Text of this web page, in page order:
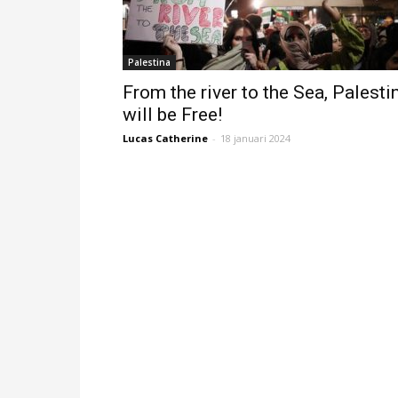
Palestina
From the river to the Sea,
will be Free!
Lucas Catherine - 18 januari 2024